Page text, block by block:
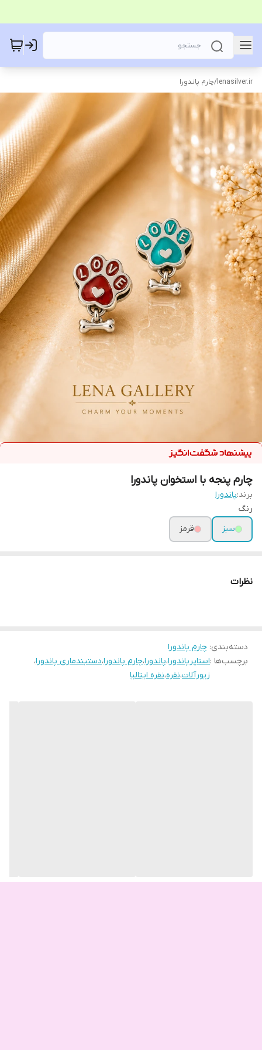
lenasilver.ir
/چارم پاندورا
چارم پنجه با استخوان پاندورا
برند:پاندورا
رنگ
سبز
قرمز
نظرات
دسته‌بندی: چارم پاندورا
برچسب‌ها :استاپرپاندورا،پاندورا،چارم پاندورا،دستبندماری پاندورا،
زیورآلات،نقره،نقره ایتالیا